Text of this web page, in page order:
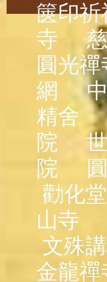
篋印祈
寺
圓光禪
網
精舍
院
院
勸化堂
山寺
文殊
金龍禪